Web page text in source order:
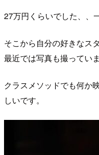
27万円くらいでした、、
そこから自分の好きなス
最近では写真も撮っていま
クラスメソッドでも何か
しいです。